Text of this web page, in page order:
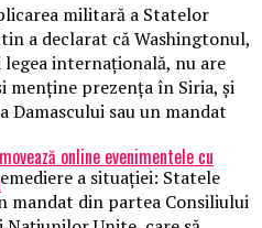
militară a Statelor
a declarat că Washingtonul,
internațională, nu are
menține prezența în Siria, și
Damascului sau un mandat
a situației: Statele
mandat din partea Consiliului
online evenimentele cu